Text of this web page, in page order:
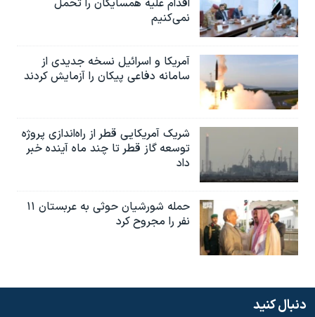
اقدام علیه همسایگان را تحمل
نمی‌کنیم
آمریکا و اسرائیل نسخه جدیدی از
سامانه دفاعی پیکان را آزمایش کردند
شریک آمریکایی قطر از راه‌اندازی پروژه
توسعه گاز قطر تا چند ماه آینده خبر
داد
حمله شورشیان حوثی به عربستان ۱۱
نفر را مجروح کرد
دنبال کنید